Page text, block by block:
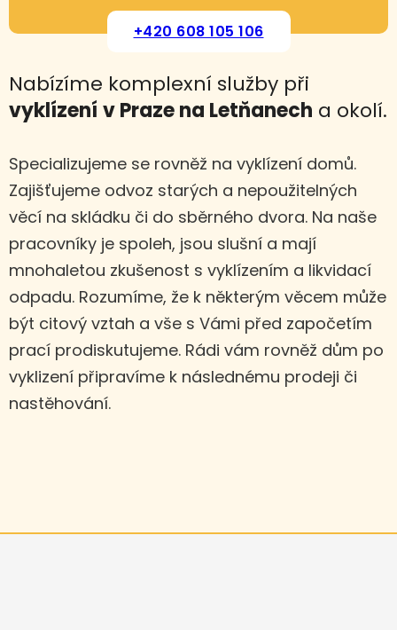
+420 608 105 106
Nabízíme komplexní služby při
vyklízení v Praze na Letňanech a okolí.
Specializujeme se rovněž na vyklízení domů.
Zajišťujeme odvoz starých a nepoužitelných
věcí na skládku či do sběrného dvora. Na naše
pracovníky je spoleh, jsou slušní a mají
mnohaletou zkušenost s vyklízením a likvidací
odpadu. Rozumíme, že k některým věcem může
být citový vztah a vše s Vámi před započetím
prací prodiskutujeme. Rádi vám rovněž dům po
vyklizení připravíme k následnému prodeji či
nastěhování.